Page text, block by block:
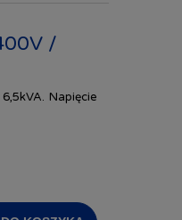
/
Napięcie